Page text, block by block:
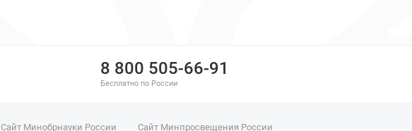
8 800 505-66-91
Бесплатно по России
Сайт Минобрнауки России Сайт Минпросвещения России